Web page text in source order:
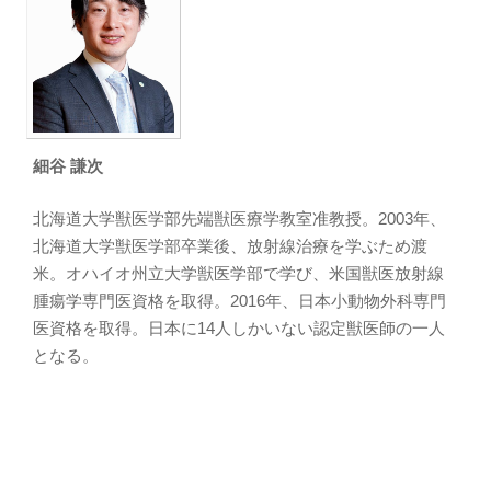
細谷 謙次
北海道大学獣医学部先端獣医療学教室准教授。2003年、
北海道大学獣医学部卒業後、放射線治療を学ぶため渡
米。オハイオ州立大学獣医学部で学び、米国獣医放射線
腫瘍学専門医資格を取得。2016年、日本小動物外科専門
医資格を取得。日本に14人しかいない認定獣医師の一人
となる。